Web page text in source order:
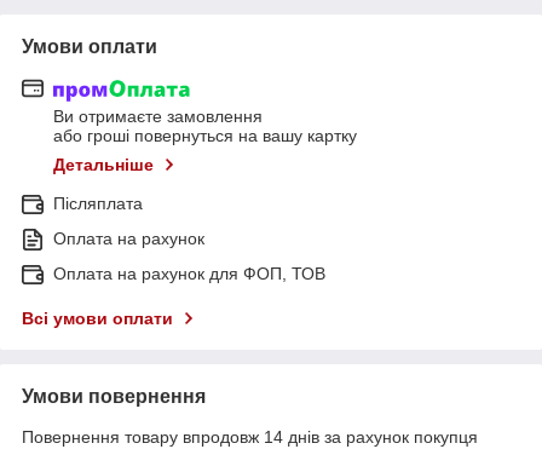
Умови оплати
Ви отримаєте замовлення
або гроші повернуться на вашу картку
Детальніше
Післяплата
Оплата на рахунок
Оплата на рахунок для ФОП, ТОВ
Всі умови оплати
Умови повернення
Повернення товару впродовж 14 днів за рахунок покупця